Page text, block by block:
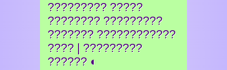
????????? ?????
???????? ?????????
??????? ????????????
???? | ?????????
?????? ◐